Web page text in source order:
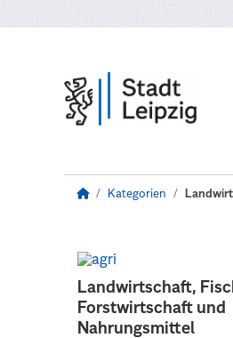
Kategorien
Landwirtschaft,
Forstwirtschaft und
Nahrungsmittel